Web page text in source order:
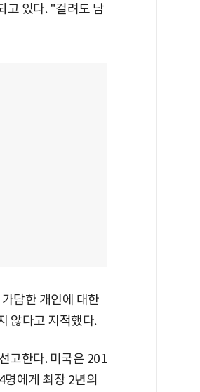
고 있다. "걸려도 남
담한 개인에 대한
않다고 지적했다.
고한다. 미국은 201
에게 최장 2년의